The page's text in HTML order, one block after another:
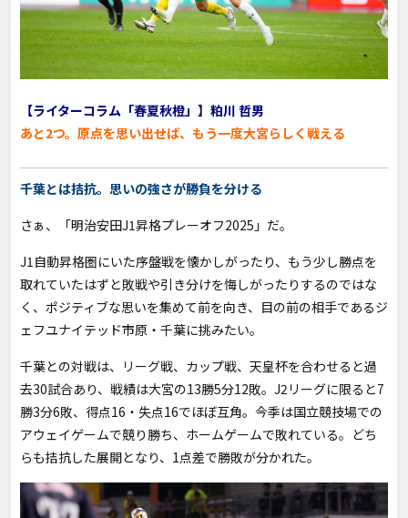
【ライターコラム「春夏秋橙」】粕川 哲男
あと2つ。原点を思い出せば、もう一度大宮らしく戦える
千葉とは拮抗。思いの強さが勝負を分ける
さぁ、「明治安田J1昇格プレーオフ2025」だ。
J1自動昇格圏にいた序盤戦を懐かしがったり、もう少し勝点を
取れていたはずと敗戦や引き分けを悔しがったりするのではな
く、ポジティブな思いを集めて前を向き、目の前の相手であるジ
ェフユナイテッド市原・千葉に挑みたい。
千葉との対戦は、リーグ戦、カップ戦、天皇杯を合わせると過
去30試合あり、戦績は大宮の13勝5分12敗。J2リーグに限ると7
勝3分6敗、得点16・失点16でほぼ互角。今季は国立競技場での
アウェイゲームで競り勝ち、ホームゲームで敗れている。どち
らも拮抗した展開となり、1点差で勝敗が分かれた。